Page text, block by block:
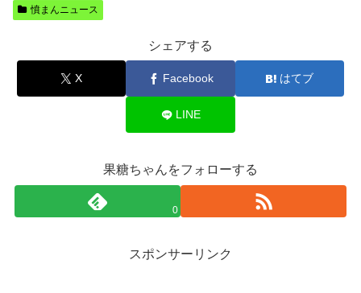
憤まんニュース
シェアする
X Facebook はてブ
LINE
果糖ちゃんをフォローする
0
スポンサーリンク